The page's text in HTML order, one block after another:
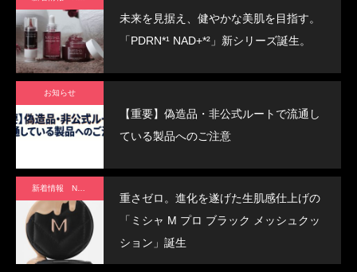
ト効
果！
肌を
美し
く見
せる
バ
ー」
未来を見据え、健やかな美肌を目指す。
「PDRN*¹ NAD+*²」新シリーズ誕生。
お知らせ
【重要】偽造品・非公式ルートで流通し
ている製品へのご注意
重さゼロ。進化を遂げた生肌感仕上げの
「ミシャ M プロ ブラック メッシュクッ
ション」誕生